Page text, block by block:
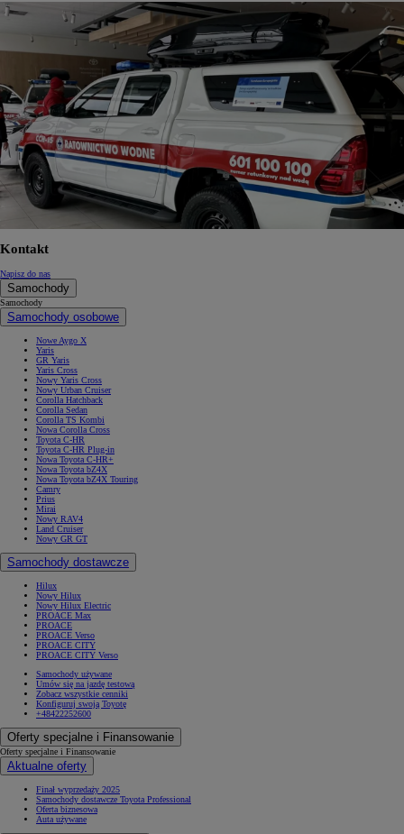
Kontakt
Napisz do nas
Samochody
Samochody
Samochody osobowe
Nowe Aygo X
Yaris
GR Yaris
Yaris Cross
Nowy Yaris Cross
Nowy Urban Cruiser
Corolla Hatchback
Corolla Sedan
Corolla TS Kombi
Nowa Corolla Cross
Toyota C-HR
Toyota C-HR Plug-in
Nowa Toyota C-HR+
Nowa Toyota bZ4X
Nowa Toyota bZ4X Touring
Camry
Prius
Mirai
Nowy RAV4
Land Cruiser
Nowy GR GT
Samochody dostawcze
Hilux
Nowy Hilux
Nowy Hilux Electric
PROACE Max
PROACE
PROACE Verso
PROACE CITY
PROACE CITY Verso
Samochody używane
Umów się na jazdę testową
Zobacz wszystkie cenniki
Konfiguruj swoją Toyotę
+48422252600
Oferty specjalne i Finansowanie
Oferty specjalne i Finansowanie
Aktualne oferty
Finał wyprzedaży 2025
Samochody dostawcze Toyota Professional
Oferta biznesowa
Auta używane